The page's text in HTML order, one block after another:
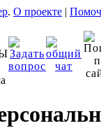
. О проекте |